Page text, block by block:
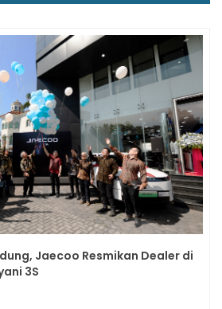
Jaecoo Resmikan Dealer di
3S